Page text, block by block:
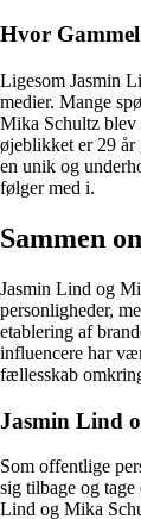
Hvor
Ligesom Jasmin
medier. Mange
Mika Schultz blev
øjeblikket er 29 år
en unik og
følger med i.
Sammen
Jasmin Lind og
personligheder,
etablering af
influencere har
fællesskab
Jasmin Lind
Som offentlige
sig tilbage og tage
Lind og Mika